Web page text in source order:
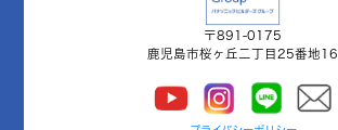
〒891-0175
鹿児島市桜ヶ丘二丁目25番地16